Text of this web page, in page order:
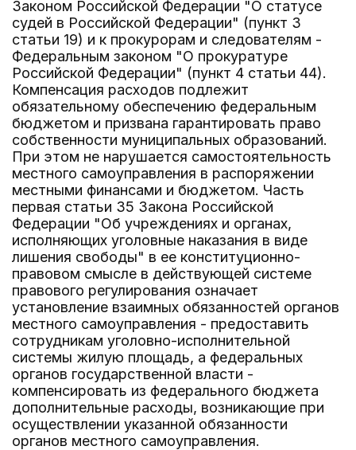
Законом Российской Федерации "О статусе
судей в Российской Федерации" (пункт 3
статьи 19) и к прокурорам и следователям -
Федеральным законом "О прокуратуре
Российской Федерации" (пункт 4 статьи 44).
Компенсация расходов подлежит
обязательному обеспечению федеральным
бюджетом и призвана гарантировать право
собственности муниципальных образований.
При этом не нарушается самостоятельность
местного самоуправления в распоряжении
местными финансами и бюджетом. Часть
первая статьи 35 Закона Российской
Федерации "Об учреждениях и органах,
исполняющих уголовные наказания в виде
лишения свободы" в ее конституционно-
правовом смысле в действующей системе
правового регулирования означает
установление взаимных обязанностей органов
местного самоуправления - предоставить
сотрудникам уголовно-исполнительной
системы жилую площадь, а федеральных
органов государственной власти -
компенсировать из федерального бюджета
дополнительные расходы, возникающие при
осуществлении указанной обязанности
органов местного самоуправления.